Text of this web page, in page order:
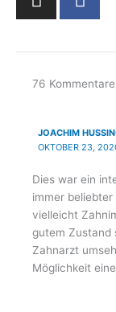
n
t
g
a
m
a
e
o
k
-
76
JOACHIM
OKTOBER 23,
Dies war ein
immer
vielleicht
gutem Zustand
Zahnarzt
Möglichkeit